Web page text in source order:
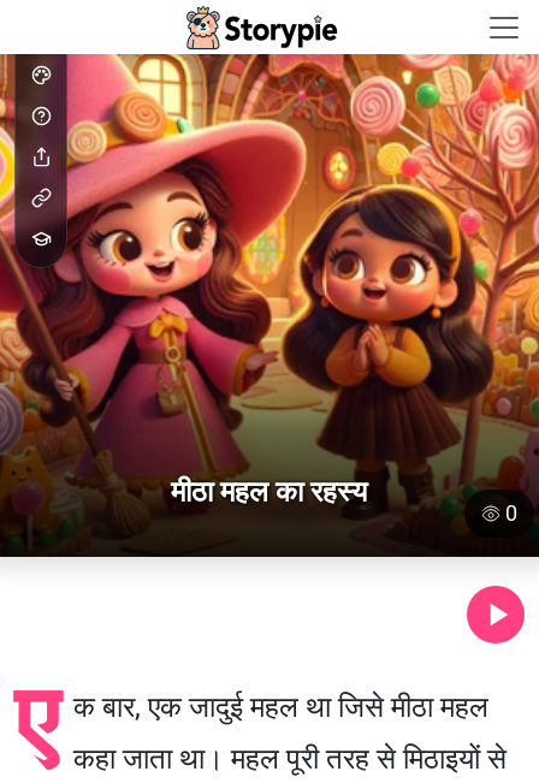
Storypie - Home
मीठा महल का रहस्य
0
ए क बार, एक जादुई महल था जिसे मीठा महल
कहा जाता था। महल पूरी तरह से मिठाइयों से